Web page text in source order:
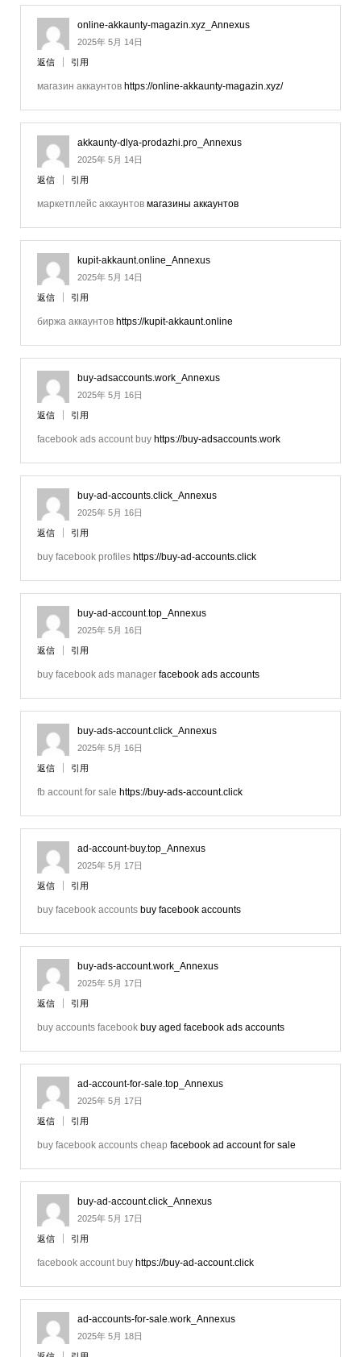
online-akkaunty-magazin.xyz_Annexus
2025年 5月 14日
返信 引用
магазин аккаунтов https://online-akkaunty-magazin.xyz/
akkaunty-dlya-prodazhi.pro_Annexus
2025年 5月 14日
返信 引用
маркетплейс аккаунтов магазины аккаунтов
kupit-akkaunt.online_Annexus
2025年 5月 14日
返信 引用
биржа аккаунтов https://kupit-akkaunt.online
buy-adsaccounts.work_Annexus
2025年 5月 16日
返信 引用
facebook ads account buy https://buy-adsaccounts.work
buy-ad-accounts.click_Annexus
2025年 5月 16日
返信 引用
buy facebook profiles https://buy-ad-accounts.click
buy-ad-account.top_Annexus
2025年 5月 16日
返信 引用
buy facebook ads manager facebook ads accounts
buy-ads-account.click_Annexus
2025年 5月 16日
返信 引用
fb account for sale https://buy-ads-account.click
ad-account-buy.top_Annexus
2025年 5月 17日
返信 引用
buy facebook accounts buy facebook accounts
buy-ads-account.work_Annexus
2025年 5月 17日
返信 引用
buy accounts facebook buy aged facebook ads accounts
ad-account-for-sale.top_Annexus
2025年 5月 17日
返信 引用
buy facebook accounts cheap facebook ad account for sale
buy-ad-account.click_Annexus
2025年 5月 17日
返信 引用
facebook account buy https://buy-ad-account.click
ad-accounts-for-sale.work_Annexus
2025年 5月 18日